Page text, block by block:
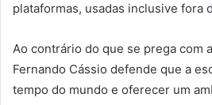
plataformas, usadas inclusive fora
Ao contrário do que se prega com
Fernando Cássio defende que a
tempo do mundo e oferecer um